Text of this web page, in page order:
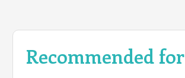
Recommended for